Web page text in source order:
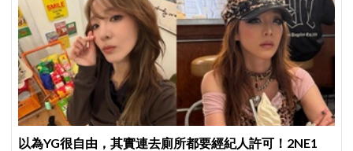
以為YG很自由，其實連去廁所都要經紀人許可！2NE1